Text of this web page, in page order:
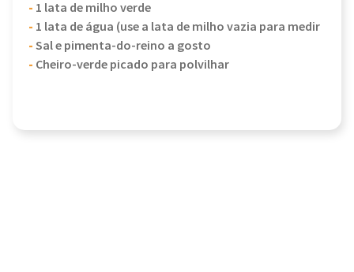
- 1 lata de milho verde
- 1 lata de água (use a lata de milho vazia para medir
-Sal e pimenta-do-reino a gosto
- Cheiro-verde picado para polvilhar